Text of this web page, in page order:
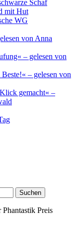
Schaf
mit Hut
WG
von Anna
– gelesen von
– gelesen von
gemacht« –
Suchen
Preis